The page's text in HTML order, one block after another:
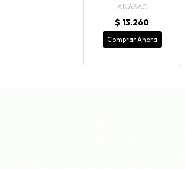
ANASAC
$ 13.260
Comprar Ahora